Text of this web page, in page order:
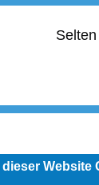
Selten